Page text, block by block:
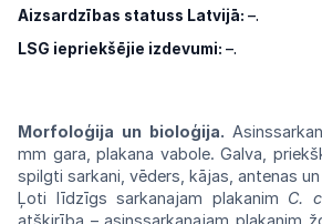
Aizsardzības statuss Latvijā: –.
LSG iepriekšējie izdevumi: –.
Morfoloģija un bioloģija.
mm gara, plakana vabole. Galva,
spilgti sarkani, vēders, kājas, antenas
Ļoti līdzīgs sarkanajam plakanim C.
atšķirība –asinssarkanajam plakanim